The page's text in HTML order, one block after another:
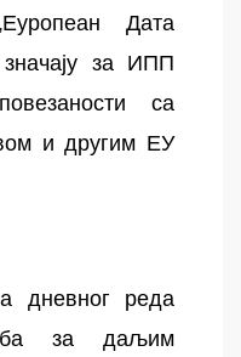
Дата
за ИПП
са
и другим ЕУ
дневног реда
за даљим